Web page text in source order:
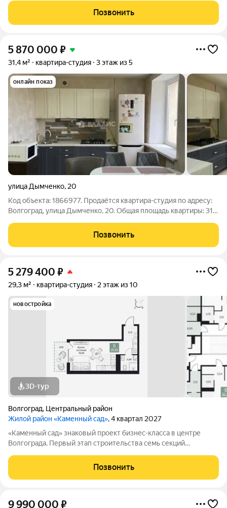
внутренний приватный двор, свободный от машин. С верхних
этажей открываются панорамные
Позвонить
5 870 000 ₽
31,4 м² квартира-студия 3 этаж из 5
онлайн показ
улица Дымченко, 20
Код объекта: 1866977. Продаётся квартира-студия по адресу:
Волгоград, улица Дымченко, 20. Общая площадь квартиры: 31,4
расположена на третьем этаже пятиэтажного кирпичного
дома. Рядом с
Позвонить
5 279 400 ₽
29,3 м² квартира-студия 2 этаж из 10
новостройка
3D-тур
Волгоград, Центральный район
Жилой район «Каменный сад», 4 квартал 2027
«Каменный сад» знаковый проект бизнес-класса в центре
Волгограда. Первый этап строительства семь секций
внутренний приватный двор, свободный от машин. С верхних
этажей открываются панорамные
Позвонить
9 990 000 ₽